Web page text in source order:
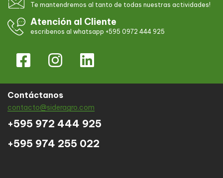
Te mantendremos al tanto de todas nuestras actividades!
Atención al Cliente
escribenos al whatsapp +595 0972 444 925
Contáctanos
contacto@sideragro.com
+595 972 444 925
+595 974 255 022